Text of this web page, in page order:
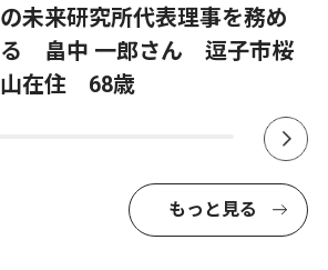
の未来研究所代表理事を務め
る 畠中 一郎さん 逗子市桜
山在住 68歳
もっと見る